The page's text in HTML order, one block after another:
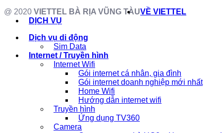
@ 2020 VIETTEL BÀ RỊA VŨNG TÀUVỀ VIETTEL
DỊCH VỤ
Dịch vụ di động
Sim Data
Internet / Truyền hình
Internet Wifi
Gói internet cá nhân, gia đình
Gói internet doanh nghiệp mới nhất
Home Wifi
Hướng dẫn internet wifi
Truyền hình
Ứng dụng TV360
Camera